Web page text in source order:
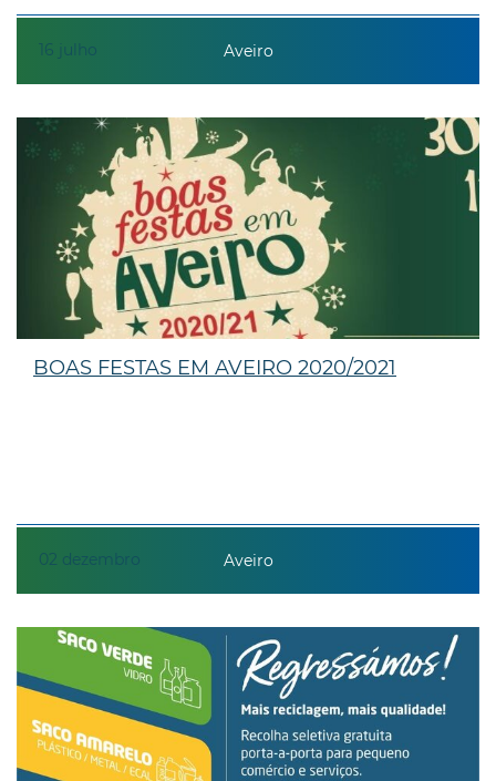
16 julho Aveiro
02 dezembro
BOAS FESTAS EM AVEIRO 2020/2021
Aveiro